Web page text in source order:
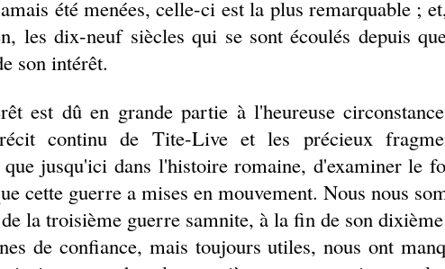
été menées, celle-ci est la plus remarquable ;
, les dix-neuf siècles qui se sont écoulés depuis
son intérêt.
est dû en grande partie à l'heureuse
continu de Tite-Live et les précieux
jusqu'ici dans l'histoire romaine, d'examiner le
cette guerre a mises en mouvement. Nous nous
la troisième guerre samnite, à la fin de son
de confiance, mais toujours utiles, nous ont